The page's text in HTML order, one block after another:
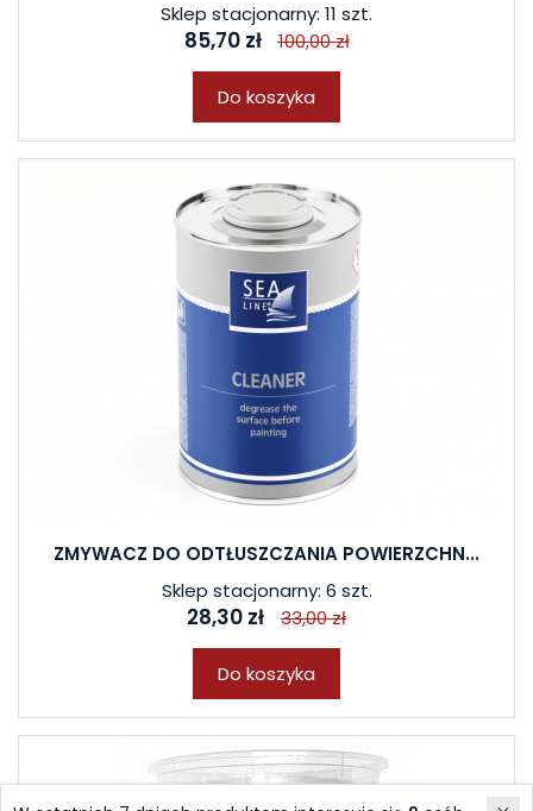
Sklep stacjonarny: 11 szt.
85,70 zł 100,00 zł
Do koszyka
ZMYWACZ DO ODTŁUSZCZANIA POWIERZCHN...
Sklep stacjonarny: 6 szt.
28,30 zł 33,00 zł
Do koszyka